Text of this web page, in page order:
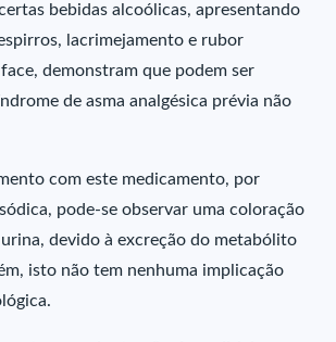
bebidas alcoólicas, apresentando
lacrimejamento e rubor
demonstram que podem ser
de asma analgésica prévia não
com este medicamento, por
pode-se observar uma coloração
devido à excreção do metabólito
isto não tem nenhuma implicação